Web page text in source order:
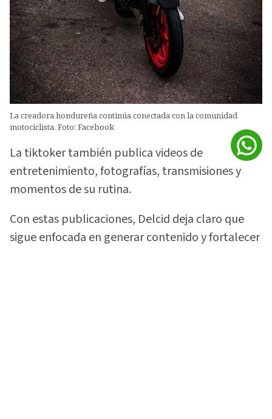
La creadora hondureña continúa conectada con la comunidad
motociclista. Foto: Facebook
La tiktoker también publica videos de
entretenimiento, fotografías, transmisiones y
momentos de su rutina.
Con estas publicaciones, Delcid deja claro que
sigue enfocada en generar contenido y fortalecer